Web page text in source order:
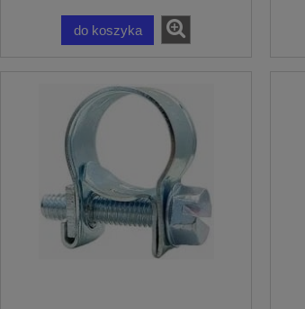
do koszyka